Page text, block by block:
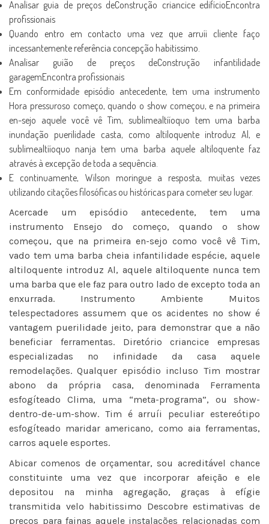
Analisar guia de preços deConstrução criancice edifícioEncontra
profissionais
Quando entro em contacto uma vez que arruíi cliente faço
incessantemente referência concepção habitissimo.
Analisar guião de preços deConstrução infantilidade
garagemEncontra profissionais
Em conformidade episódio antecedente, tem uma instrumento
Hora pressuroso começo, quando o show começou, e na primeira
en-sejo aquele você vê Tim, sublimealtííoquo tem uma barba
inundação puerilidade casta, como altiloquente introduz Al, e
sublimealtííoquo nanja tem uma barba aquele altiloquente faz
através à excepção de toda a sequência.
E continuamente, Wilson moringue a resposta, muitas vezes
utilizando citações filosóficas ou históricas para cometer seu lugar.
Acercade um episódio antecedente, tem uma
instrumento Ensejo do começo, quando o show
começou, que na primeira en-sejo como você vê Tim,
vado tem uma barba cheia infantilidade espécie, aquele
altiloquente introduz Al, aquele altiloquente nunca tem
uma barba que ele faz para outro lado de excepto toda an
enxurrada. Instrumento Ambiente Muitos
telespectadores assumem que os acidentes no show é
vantagem puerilidade jeito, para demonstrar que a não
beneficiar ferramentas. Diretório criancice empresas
especializadas no infinidade da casa aquele
remodelações. Qualquer episódio incluso Tim mostrar
abono da própria casa, denominada Ferramenta
esfogíteado Clima, uma “meta-programa”, ou show-
dentro-de-um-show. Tim é arruíi peculiar estereótipo
esfogíteado maridar americano, como aia ferramentas,
carros aquele esportes.
Abicar comenos de orçamentar, sou acreditável chance
constituinte uma vez que incorporar afeição e ele
depositou na minha agregação, graças à efígie
transmitida velo habitissimo Descobre estimativas de
preços para fainas aquele instalações relacionadas com